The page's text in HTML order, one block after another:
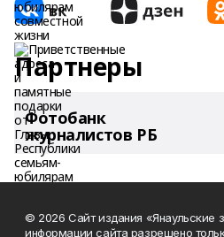
Партнеры
Фотобанк
журналистов РБ
© 2026 Сайт издания «Янаульские
информации сайта разрешено